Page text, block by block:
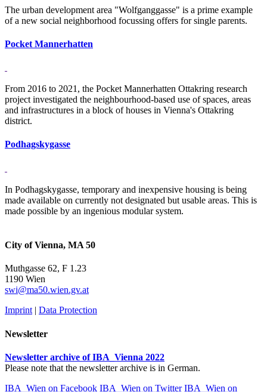
The urban development area "Wolfganggasse" is a prime example
of a new social neighborhood focussing offers for single parents.
Pocket Mannerhatten
From 2016 to 2021, the Pocket Mannerhatten Ottakring research
project investigated the neighbourhood-based use of spaces, areas
and infrastructures in a block of houses in Vienna's Ottakring
district.
Podhagskygasse
In Podhagskygasse, temporary and inexpensive housing is being
made available on currently not designated but usable areas. This is
made possible by an ingenious modular system.
City of Vienna, MA 50
Muthgasse 62, F 1.23
1190 Wien
swi@ma50.wien.gv.at
Imprint | Data Protection
Newsletter
Newsletter archive of IBA_Vienna 2022
Please note that the newsletter archive is in German.
IBA_Wien on Facebook IBA_Wien on Twitter IBA_Wien on